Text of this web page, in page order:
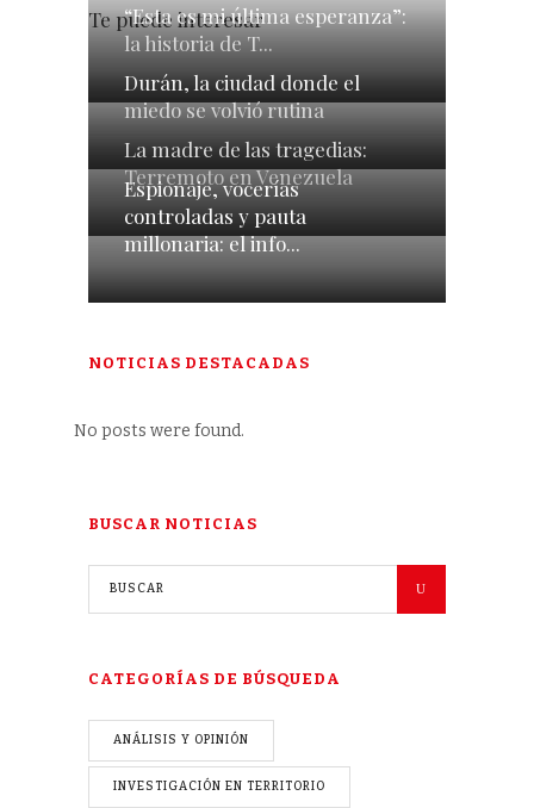
Te puede interesar
“Esta es mi última esperanza”:
la historia de T...
Durán, la ciudad donde el
miedo se volvió rutina
La madre de las tragedias:
Terremoto en Venezuela
Espionaje, vocerías
controladas y pauta
millonaria: el info...
NOTICIAS DESTACADAS
No posts were found.
BUSCAR NOTICIAS
CATEGORÍAS DE BÚSQUEDA
ANÁLISIS Y OPINIÓN
INVESTIGACIÓN EN TERRITORIO